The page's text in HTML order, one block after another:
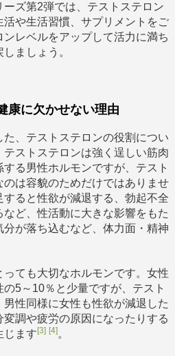
ズ第2弾では、テストステロン
や生活習慣、サプリメントをご
レベルをアップして活力に満ち
ましょう。
康に欠かせない理由
た、テストステロンの役割につい
ストステロンは強く逞しい筋肉
る男性ホルモンですが、テスト
は容貌のためだけではありませ
ると性欲が減退する、勃起不全
ど、性活動に大きな影響をもた
が落ち込むなど、体力面・精神
ても大切なホルモンです。女性
5～10％と少量ですが、テスト
性同様に女性も性欲が減退した
調や疲労の原因になったりする
じます [3] [4]。